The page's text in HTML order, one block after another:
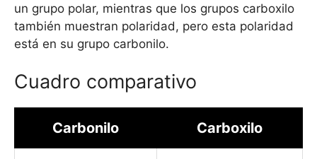
un grupo polar, mientras que los grupos carboxilo
también muestran polaridad, pero esta polaridad
está en su grupo carbonilo.
Cuadro comparativo
Carbonilo Carboxilo